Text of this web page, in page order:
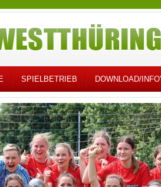
SPIELBETRIEB DOWNLOAD/